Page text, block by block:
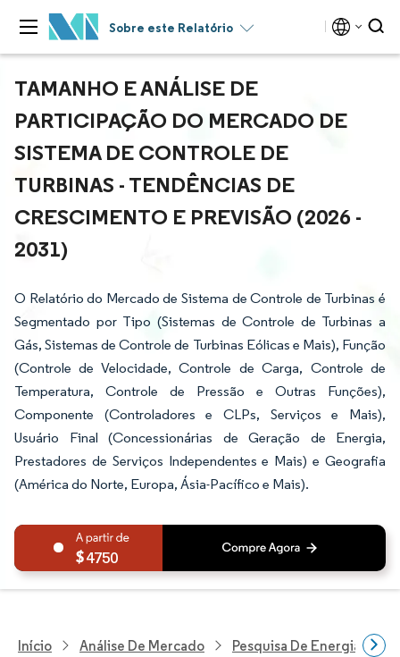
Sobre este Relatório
TAMANHO E ANÁLISE DE
PARTICIPAÇÃO DO MERCADO DE
SISTEMA DE CONTROLE DE
TURBINAS - TENDÊNCIAS DE
CRESCIMENTO E PREVISÃO (2026 -
2031)
O Relatório do Mercado de Sistema de Controle de Turbinas é
Segmentado por Tipo (Sistemas de Controle de Turbinas a
Gás, Sistemas de Controle de Turbinas Eólicas e Mais), Função
(Controle de Velocidade, Controle de Carga, Controle de
Temperatura, Controle de Pressão e Outras Funções),
Componente (Controladores e CLPs, Serviços e Mais),
Usuário Final (Concessionárias de Geração de Energia,
Prestadores de Serviços Independentes e Mais) e Geografia
(América do Norte, Europa, Ásia-Pacífico e Mais).
4750
Início Análise De Mercado Pesquisa De Energia E